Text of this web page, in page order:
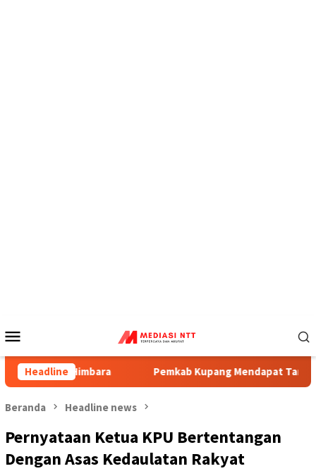
Mobile
Headline
Himbara Pemkab Kupang Mendapat Tambahan
Beranda Headline news
Pernyataan Ketua KPU Bertentangan
Dengan Asas Kedaulatan Rakyat